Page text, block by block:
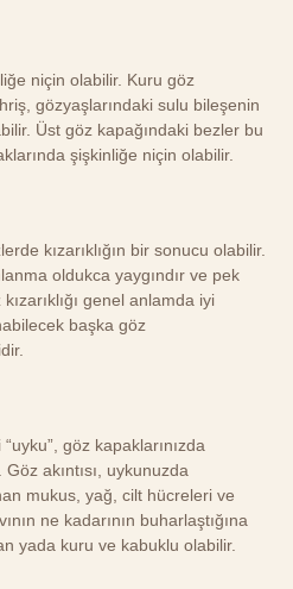
niçin olabilir. Kuru göz
gözyaşlarındaki sulu bileşenin
Üst göz kapağındaki bezler bu
şişkinliğe niçin olabilir.
kızarıklığın bir sonucu olabilir.
oldukca yaygındır ve pek
genel anlamda iyi
başka göz
göz kapaklarınızda
akıntısı, uykunuzda
mukus, yağ, cilt hücreleri ve
ne kadarının buharlaştığına
yada kuru ve kabuklu olabilir.